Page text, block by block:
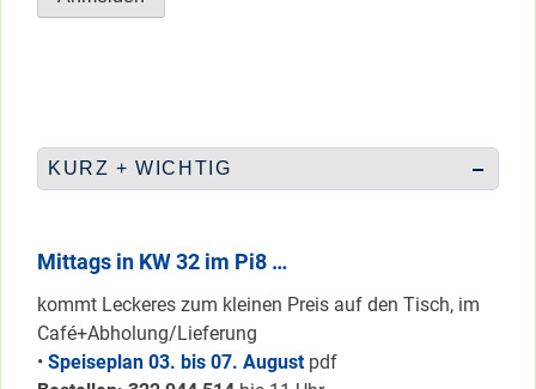
KURZ + WICHTIG
Mittags in KW 32 im Pi8 …
kommt Leckeres zum kleinen Preis auf den Tisch, im
Café+Abholung/Lieferung
• Speiseplan 03. bis 07. August pdf